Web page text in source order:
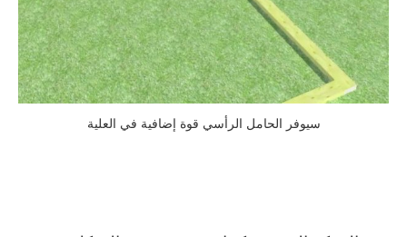
سيوفر الحامل الرأسي قوة إضافية في العلية